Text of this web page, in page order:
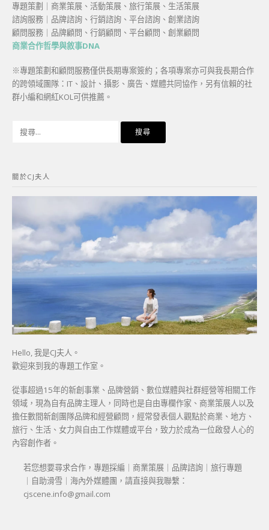
專題策劃｜商業策展、活動策展、旅行策展、生活策展
諮詢服務｜品牌諮詢、行銷諮詢、平台諮詢、創業諮詢
顧問服務｜品牌顧問、行銷顧問、平台顧問、創業顧問
商業合作哲學與敘事DNA
※專題策劃和顧問服務僅供長期專案簽約；各項專案亦可與我長期合作
的跨領域團隊：IT、設計、攝影、廣告、媒體共同協作，另有信賴的社
群小編和網紅KOL可供推薦。
字:
關於CJ夫人
Hello, 我是CJ夫人。
歡迎來到我的專題工作室。
從事超過15年的新創事業、品牌營銷、數位媒體與社群經營等相關工作
領域，現為自有品牌主理人，同時也是自由專欄作家、商業策展人以及
擔任數間新創團隊品牌和經營顧問，經常發表個人觀點於商業、地方、
旅行、生活、女力與自由工作媒體或平台，致力於成為一位啟發人心的
內容創作者。
若您想要尋求合作，專題採編｜商業策展｜品牌諮詢｜旅行專題
｜自助滑雪｜海內外媒體團，請直接與我聯繫：
cjscene.info@gmail.com